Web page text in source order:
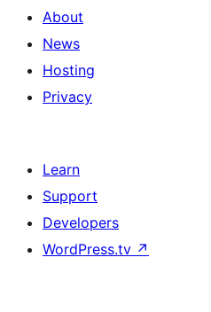
About
News
Hosting
Privacy
Learn
Support
Developers
WordPress.tv ↗